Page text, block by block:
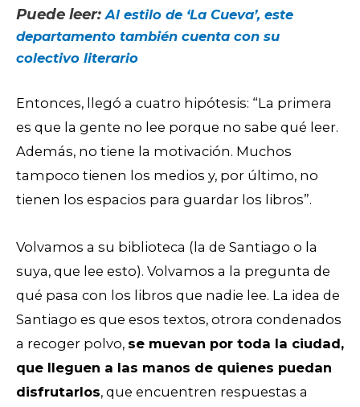
Puede leer:Al estilo de ‘La Cueva’, este
departamento también cuenta con su
colectivo literario
Entonces, llegó a cuatro hipótesis: “La primera
es que la gente no lee porque no sabe qué leer.
Además, no tiene la motivación. Muchos
tampoco tienen los medios y, por último, no
tienen los espacios para guardar los libros”.
Volvamos a su biblioteca (la de Santiago o la
suya, que lee esto). Volvamos a la pregunta de
qué pasa con los libros que nadie lee. La idea de
Santiago es que esos textos, otrora condenados
a recoger polvo, se muevan por toda la ciudad,
que lleguen a las manos de quienes puedan
disfrutarlos, que encuentren respuestas a